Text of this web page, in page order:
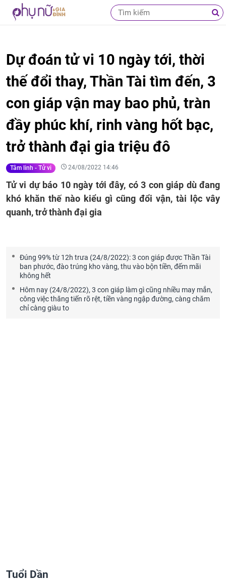
Dự đoán tử vi 10 ngày tới, thời
thế đổi thay, Thần Tài tìm đến, 3
con giáp vận may bao phủ, tràn
đầy phúc khí, rinh vàng hốt bạc,
trở thành đại gia triệu đô
Tâm linh - Tử vi 24/08/2022 14:46
Tử vi dự báo 10 ngày tới đây, có 3 con giáp dù đang
khó khăn thế nào kiểu gì cũng đổi vận, tài lộc vây
quanh, trở thành đại gia
Đúng 99% từ 12h trưa (24/8/2022): 3 con giáp được Thần Tài
ban phước, đào trúng kho vàng, thu vào bộn tiền, đếm mãi
không hết
Hôm nay (24/8/2022), 3 con giáp làm gì cũng nhiều may mắn,
công việc thăng tiến rõ rệt, tiền vàng ngập đường, càng chăm
chỉ càng giàu to
Tuổi Dần